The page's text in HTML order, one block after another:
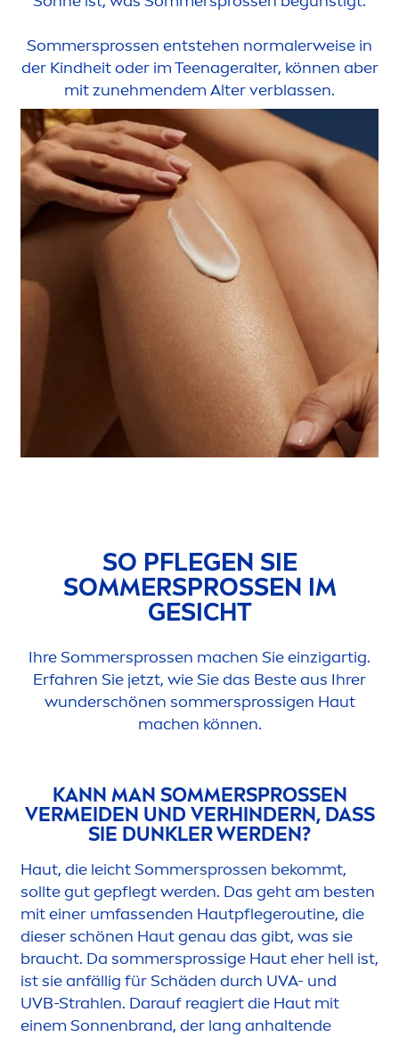
Sommersprossen entstehen normalerweise in
der Kindheit oder im Teenageralter, können aber
mit zunehmendem Alter verblassen.
SO PFLEGEN SIE
SOMMERSPROSSEN IM
GESICHT
Ihre Sommersprossen machen Sie einzigartig.
Erfahren Sie jetzt, wie Sie das Beste aus Ihrer
wunderschönen sommersprossigen Haut
machen können.
KANN MAN SOMMERSPROSSEN
VERMEIDEN UND VERHINDERN, DASS
SIE DUNKLER WERDEN?
Haut, die leicht Sommersprossen bekommt,
sollte gut gepflegt werden. Das geht am besten
mit einer umfassenden Hautpflegeroutine, die
dieser schönen Haut genau das gibt, was sie
braucht. Da sommersprossige Haut eher hell ist,
ist sie anfällig für Schäden durch UVA- und
UVB-Strahlen. Darauf reagiert die Haut mit
einem Sonnenbrand, der lang anhaltende